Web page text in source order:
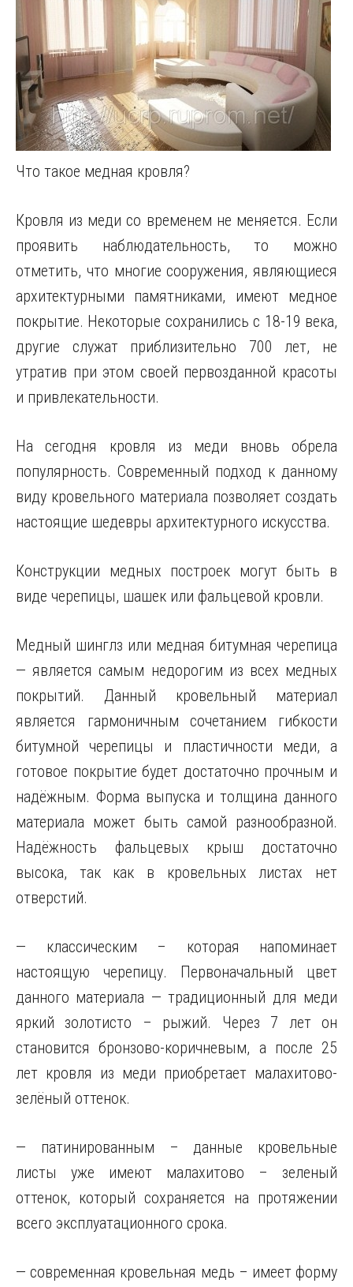
Что такое медная кровля?
Кровля из меди со временем не меняется. Если
проявить наблюдательность, то можно
отметить, что многие сооружения, являющиеся
архитектурными памятниками, имеют медное
покрытие. Некоторые сохранились с 18-19 века,
другие служат приблизительно 700 лет, не
утратив при этом своей первозданной красоты
и привлекательности.
На сегодня кровля из меди вновь обрела
популярность. Современный подход к данному
виду кровельного материала позволяет создать
настоящие шедевры архитектурного искусства.
Конструкции медных построек могут быть в
виде черепицы, шашек или фальцевой кровли.
Медный шинглз или медная битумная черепица
— является самым недорогим из всех медных
покрытий. Данный кровельный материал
является гармоничным сочетанием гибкости
битумной черепицы и пластичности меди, а
готовое покрытие будет достаточно прочным и
надёжным. Форма выпуска и толщина данного
материала может быть самой разнообразной.
Надёжность фальцевых крыш достаточно
высока, так как в кровельных листах нет
отверстий.
— классическим – которая напоминает
настоящую черепицу. Первоначальный цвет
данного материала — традиционный для меди
яркий золотисто – рыжий. Через 7 лет он
становится бронзово-коричневым, а после 25
лет кровля из меди приобретает малахитово-
зелёный оттенок.
— патинированным – данные кровельные
листы уже имеют малахитово – зеленый
оттенок, который сохраняется на протяжении
всего эксплуатационного срока.
— современная кровельная медь – имеет форму